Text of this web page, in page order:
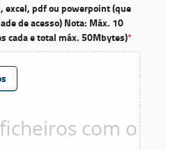
excel, pdf ou powerpoint (que
de acesso) Nota: Máx. 10
cada e total máx. 50Mbytes)*